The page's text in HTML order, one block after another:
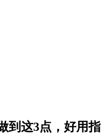
到这3点，好用指